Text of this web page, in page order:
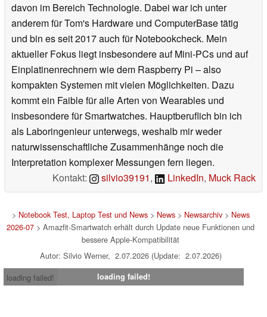
davon im Bereich Technologie. Dabei war ich unter
anderem für Tom's Hardware und ComputerBase tätig
und bin es seit 2017 auch für Notebookcheck. Mein
aktueller Fokus liegt insbesondere auf Mini-PCs und auf
Einplatinenrechnern wie dem Raspberry Pi – also
kompakten Systemen mit vielen Möglichkeiten. Dazu
kommt ein Faible für alle Arten von Wearables und
insbesondere für Smartwatches. Hauptberuflich bin ich
als Laboringenieur unterwegs, weshalb mir weder
naturwissenschaftliche Zusammenhänge noch die
Interpretation komplexer Messungen fern liegen.
Kontakt:
silvio39191, LinkedIn, Muck Rack
> Notebook Test, Laptop Test und News> News> Newsarchiv> News
2026-07 > Amazfit-Smartwatch erhält durch Update neue Funktionen und
bessere Apple-Kompatibilität
Autor: Silvio Werner, 2.07.2026 (Update: 2.07.2026)
loading failed!
loading failed!